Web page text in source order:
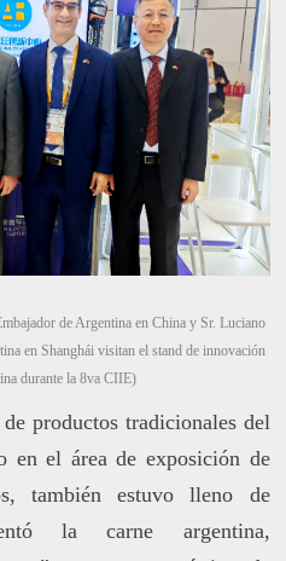
de Argentina en China y Sr. Luciano
en Shanghái visitan el stand de innovación
durante la 8va CIIE)
productos tradicionales del
en el área de exposición de
también estuvo lleno de
la carne argentina,